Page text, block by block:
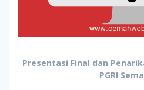
Presentasi Final dan
PGRI